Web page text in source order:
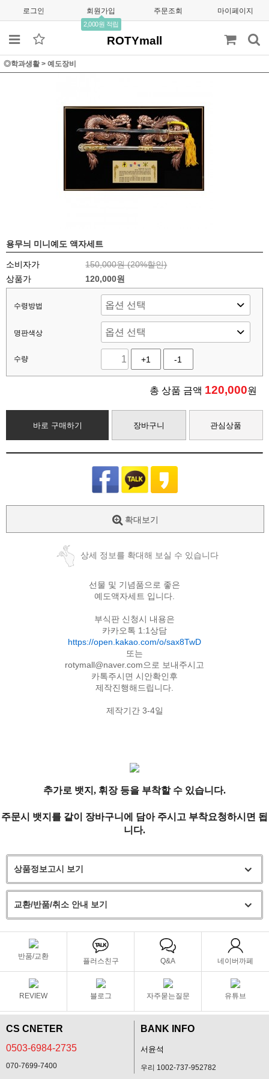
로그인 회원가입
2,000원 적립
주문조회 마이페이지
ROTYmall
◎학과생활> 예도장비
용무늬 미니예도 액자세트
소비자가 150,000원 (20%할인)
상품가
120,000원
수령방법
명판색상
수량 +1 -1
총 상품 금액 120,000원
바로 구매하기 장바구니 관심상품
확대보기
상세 정보를 확대해 보실 수 있습니다
선물 및 기념품으로 좋은
예도액자세트 입니다.
부식판 신청시 내용은
카카오톡 1:1상담
https://open.kakao.com/o/sax8TwD
또는
rotymall@naver.com으로 보내주시고
카톡주시면 시안확인후
제작진행해드립니다.
제작기간 3-4일
추가로 뱃지, 휘장 등을 부착할 수 있습니다.
주문시 뱃지를 같이 장바구니에 담아 주시고 부착요청하시면 됩
니다.
상품정보고시 보기
교환/반품/취소 안내 보기
반품/교환
플러스친구 Q&A 네이버까페
REVIEW 블로그 자주묻는질문 유튜브
CS CNETER
0503-6984-2735
070-7699-7400
BANK INFO
서윤석
우리 1002-737-952782